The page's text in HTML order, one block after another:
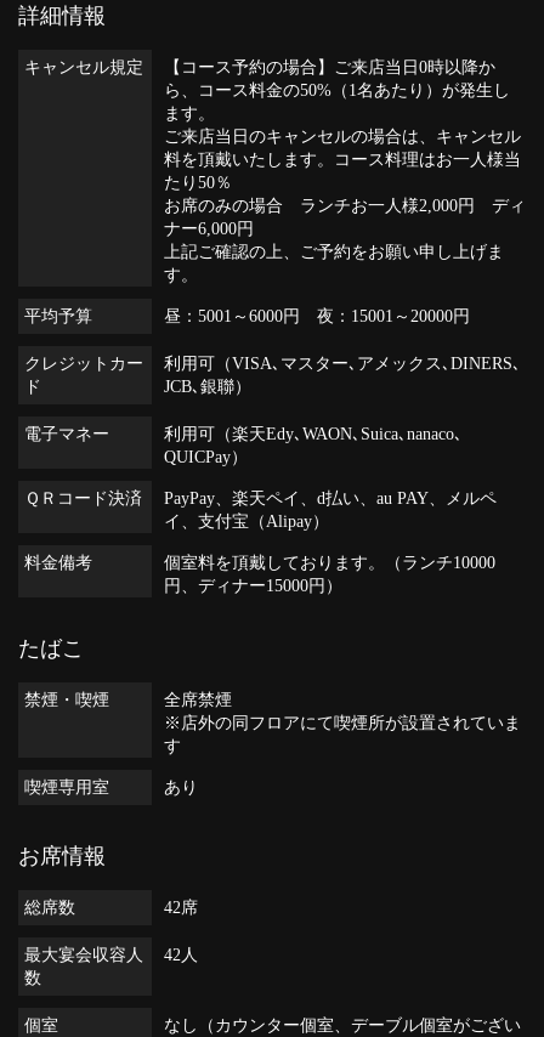
詳細情報
キャンセル規定
【コース予約の場合】ご来店当日0時以降か
ら、コース料金の50%（1名あたり）が発生し
ます。
ご来店当日のキャンセルの場合は、キャンセル
料を頂戴いたします。コース料理はお一人様当
たり50％
お席のみの場合 ランチお一人様2,000円 ディ
ナー6,000円
上記ご確認の上、ご予約をお願い申し上げま
す。
平均予算 昼：5001～6000円 夜：15001～20000円
クレジットカー
ド
利用可（VISA､マスター､アメックス､DINERS､
JCB､銀聯）
電子マネー
利用可（楽天Edy､WAON､Suica､nanaco､
QUICPay）
ＱＲコード決済
PayPay、楽天ペイ、d払い、au PAY、メルペ
イ、支付宝（Alipay）
料金備考
個室料を頂戴しております。（ランチ10000
円、ディナー15000円）
たばこ
禁煙・喫煙
全席禁煙
※店外の同フロアにて喫煙所が設置されていま
す
喫煙専用室 あり
お席情報
総席数 42席
最大宴会収容人
数
42人
個室
なし（カウンター個室、デーブル個室がござい